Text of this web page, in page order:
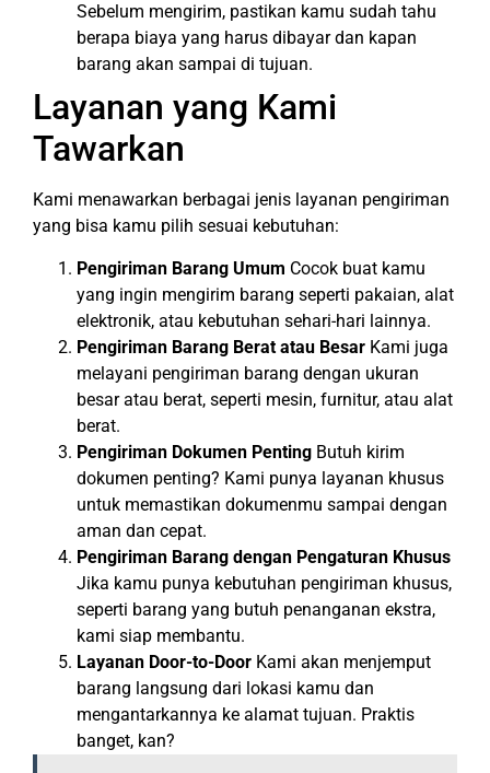
Sebelum mengirim, pastikan kamu sudah tahu
berapa biaya yang harus dibayar dan kapan
barang akan sampai di tujuan.
Layanan yang Kami
Tawarkan
Kami menawarkan berbagai jenis layanan pengiriman
yang bisa kamu pilih sesuai kebutuhan:
Pengiriman Barang Umum Cocok buat kamu
yang ingin mengirim barang seperti pakaian, alat
elektronik, atau kebutuhan sehari-hari lainnya.
Pengiriman Barang Berat atau Besar Kami juga
melayani pengiriman barang dengan ukuran
besar atau berat, seperti mesin, furnitur, atau alat
berat.
Pengiriman Dokumen Penting Butuh kirim
dokumen penting? Kami punya layanan khusus
untuk memastikan dokumenmu sampai dengan
aman dan cepat.
Pengiriman Barang dengan Pengaturan Khusus
Jika kamu punya kebutuhan pengiriman khusus,
seperti barang yang butuh penanganan ekstra,
kami siap membantu.
Layanan Door-to-Door Kami akan menjemput
barang langsung dari lokasi kamu dan
mengantarkannya ke alamat tujuan. Praktis
banget, kan?